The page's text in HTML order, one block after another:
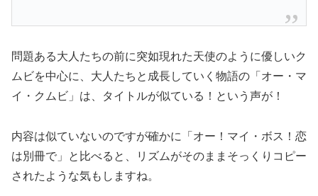
問題ある大人たちの前に突如現れた天使のように優しいク
ムビを中心に、大人たちと成長していく物語の「オー・マ
イ・クムビ」は、タイトルが似ている！という声が！
内容は似ていないのですが確かに「オー！マイ・ボス！恋
は別冊で」と比べると、リズムがそのままそっくりコピー
されたような気もしますね。